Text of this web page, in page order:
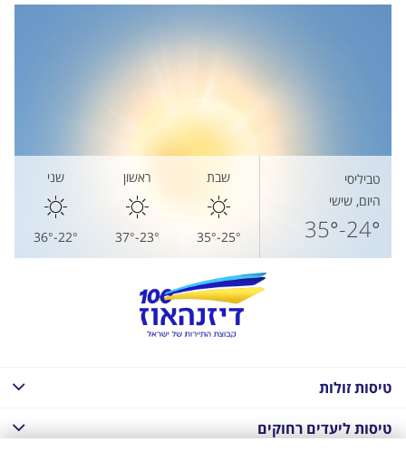
טביליסי
היום, שישי
24°-35°
שבת
25°-35°
ראשון
23°-37°
שני
22°-36°
טיסות זולות
טיסות ליעדים רחוקים